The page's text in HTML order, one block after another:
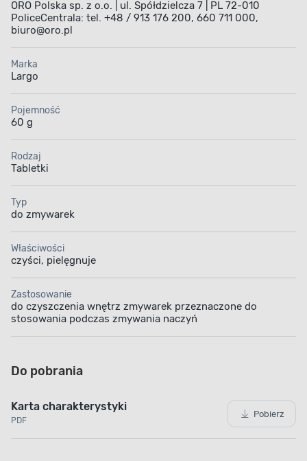
ORO Polska sp. z o.o. | ul. Spółdzielcza 7 | PL 72-010
PoliceCentrala: tel. +48 / 913 176 200, 660 711 000,
biuro@oro.pl
Marka
Largo
Pojemność
60 g
Rodzaj
Tabletki
Typ
do zmywarek
Właściwości
czyści, pielęgnuje
Zastosowanie
do czyszczenia wnętrz zmywarek przeznaczone do
stosowania podczas zmywania naczyń
Do pobrania
Karta charakterystyki
PDF
Pobierz